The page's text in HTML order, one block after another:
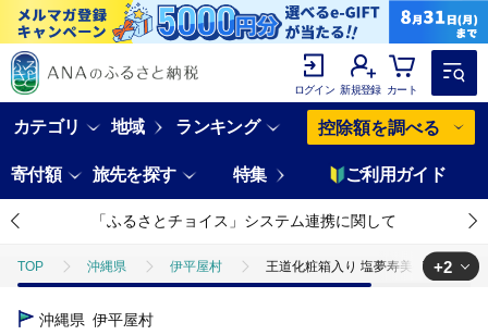
ログイン 新規登録 カート
カテゴリ 地域 ランキング 控除額を調べる
寄付額 旅先を探す 特集 ご利用ガイド
「ふるさとチョイス」システム連携に関して
TOP 沖縄県 伊平屋村 王道化粧箱入り 塩夢寿美(えんむす
TOP
+2
沖縄県 伊平屋村